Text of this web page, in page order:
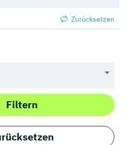
Zurücksetzen
Filtern